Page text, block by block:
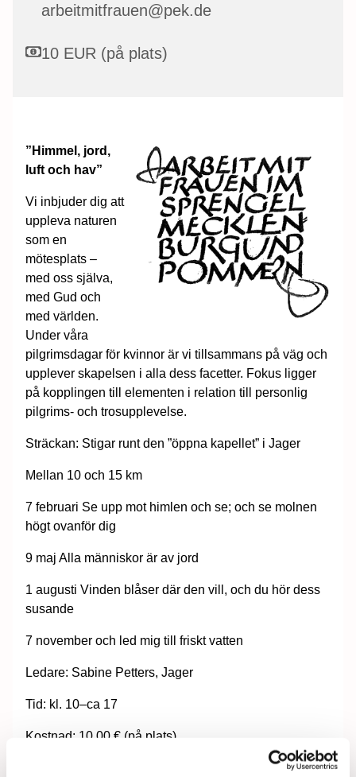
arbeitmitfrauen@pek.de
10 EUR (på plats)
”Himmel, jord,
luft och hav”
Vi inbjuder dig att
uppleva naturen
som en
mötesplats –
med oss själva,
med Gud och
med världen.
Under våra
pilgrimsdagar för kvinnor är vi tillsammans på väg och
upplever skapelsen i alla dess facetter. Fokus ligger
på kopplingen till elementen i relation till personlig
pilgrims- och trosupplevelse.
Sträckan: Stigar runt den ”öppna kapellet” i Jager
Mellan 10 och 15 km
7 februari Se upp mot himlen och se; och se molnen
högt ovanför dig
9 maj Alla människor är av jord
1 augusti Vinden blåser där den vill, och du hör dess
susande
7 november och led mig till friskt vatten
Ledare: Sabine Petters, Jager
Tid: kl. 10–ca 17
Kostnad: 10,00 € (på plats)